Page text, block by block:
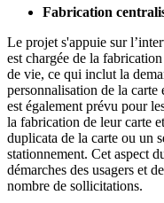
Fabrication
Le projet s'appuie sur
est chargée de la
de vie, ce qui inclut la
personnalisation de la
est également prévu pour
la fabrication de leur carte
duplicata de la carte ou un
stationnement. Cet aspect
démarches des usagers et
nombre de sollicitations.